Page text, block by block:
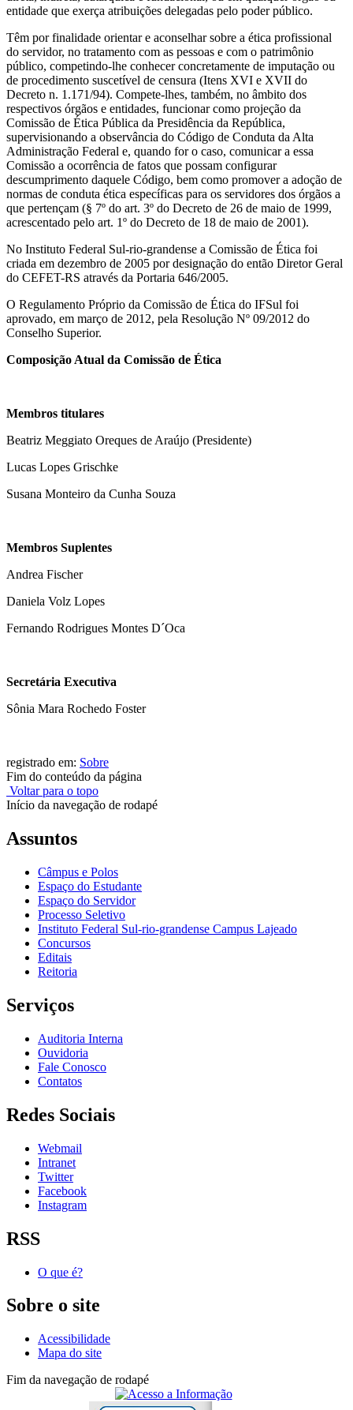
entidade que exerça atribuições delegadas pelo poder público.
Têm por finalidade orientar e aconselhar sobre a ética profissional
do servidor, no tratamento com as pessoas e com o patrimônio
público, competindo-lhe conhecer concretamente de imputação ou
de procedimento suscetível de censura (Itens XVI e XVII do
Decreto n. 1.171/94). Compete-lhes, também, no âmbito dos
respectivos órgãos e entidades, funcionar como projeção da
Comissão de Ética Pública da Presidência da República,
supervisionando a observância do Código de Conduta da Alta
Administração Federal e, quando for o caso, comunicar a essa
Comissão a ocorrência de fatos que possam configurar
descumprimento daquele Código, bem como promover a adoção de
normas de conduta ética específicas para os servidores dos órgãos a
que pertençam (§ 7º do art. 3º do Decreto de 26 de maio de 1999,
acrescentado pelo art. 1º do Decreto de 18 de maio de 2001).
No Instituto Federal Sul-rio-grandense a Comissão de Ética foi
criada em dezembro de 2005 por designação do então Diretor Geral
do CEFET-RS através da Portaria 646/2005.
O Regulamento Próprio da Comissão de Ética do IFSul foi
aprovado, em março de 2012, pela Resolução Nº 09/2012 do
Conselho Superior.
Composição Atual da Comissão de Ética
Membros titulares
Beatriz Meggiato Oreques de Araújo (Presidente)
Lucas Lopes Grischke
Susana Monteiro da Cunha Souza
Membros Suplentes
Andrea Fischer
Daniela Volz Lopes
Fernando Rodrigues Montes D´Oca
Secretária Executiva
Sônia Mara Rochedo Foster
registrado em: Sobre
Fim do conteúdo da página
Voltar para o topo
Início da navegação de rodapé
Assuntos
Câmpus e Polos
Espaço do Estudante
Espaço do Servidor
Processo Seletivo
Instituto Federal Sul-rio-grandense Campus Lajeado
Concursos
Editais
Reitoria
Serviços
Auditoria Interna
Ouvidoria
Fale Conosco
Contatos
Redes Sociais
Webmail
Intranet
Twitter
Facebook
Instagram
RSS
O que é?
Sobre o site
Acessibilidade
Mapa do site
Fim da navegação de rodapé